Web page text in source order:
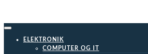
ELEKTRONIK
COMPUTER OG IT